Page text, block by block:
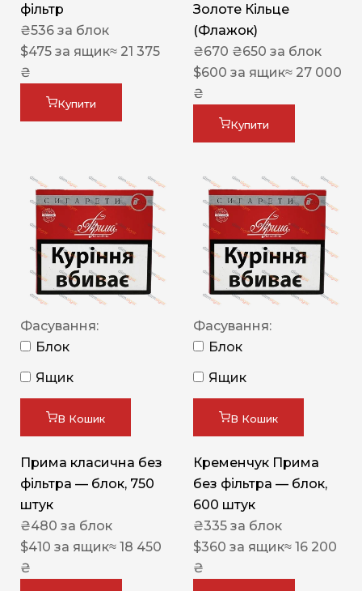
фільтр
₴536 за блок
$475 за ящик≈ 21 375
₴
Купити
Золоте Кільце
(Флажок)
₴670 ₴650 за блок
$600 за ящик≈ 27 000
₴
Купити
Фасування:
Блок
Ящик
В Кошик
Прима класична без
фільтра — блок, 750
штук
₴480 за блок
$410 за ящик≈ 18 450
₴
Фасування:
Блок
Ящик
В Кошик
Кременчук Прима
без фільтра — блок,
600 штук
₴335 за блок
$360 за ящик≈ 16 200
₴